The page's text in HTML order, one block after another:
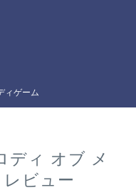
ィゲーム
ディ オブ メ
ビュー